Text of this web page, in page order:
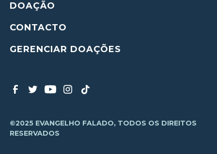
DOAÇÃO
CONTACTO
GERENCIAR DOAÇÕES
©2025 EVANGELHO FALADO, TODOS OS DIREITOS
RESERVADOS